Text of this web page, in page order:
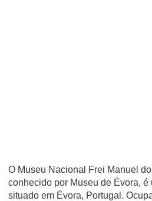
O Museu Nacional Frei Manuel
conhecido por Museu de Évora, é
situado em Évora, Portugal.